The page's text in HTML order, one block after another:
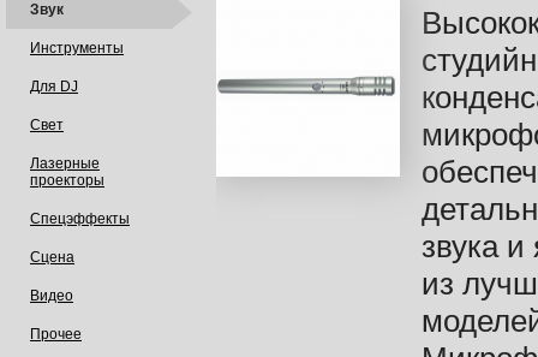
Звук
Инструменты
Для DJ
Свет
Лазерные
проекторы
Спецэффекты
Сцена
Видео
Прочее
звука и
из